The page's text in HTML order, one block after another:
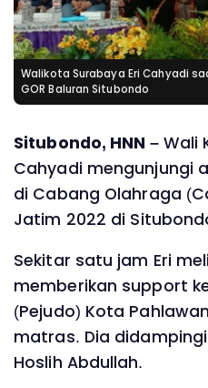
Walikota Surabaya Eri Cahyadi
GOR Baluran Situbondo
Situbondo, HNN –Wali
Cahyadi mengunjungi
di Cabang Olahraga
Jatim 2022 di
Sekitar satu jam Eri
memberikan support
(Pejudo) Kota
matras. Dia
Hoslih Abdullah.